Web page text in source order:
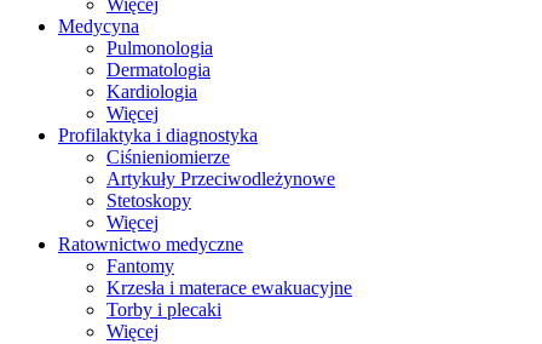
Więcej
Medycyna
Pulmonologia
Dermatologia
Kardiologia
Więcej
Profilaktyka i diagnostyka
Ciśnieniomierze
Artykuły Przeciwodleżynowe
Stetoskopy
Więcej
Ratownictwo medyczne
Fantomy
Krzesła i materace ewakuacyjne
Torby i plecaki
Więcej